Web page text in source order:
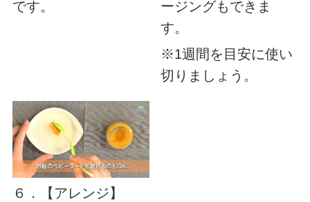
です。
ージングもできま
す。
※1週間を目安に使い
切りましょう。
６．【アレンジ】